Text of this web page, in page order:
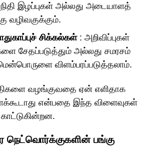
இழப்புகள் அல்லது அடையாளத்
வழிவகுக்கும்.
சிக்கல்கள்: அறிவிப்புகள்
சேதப்படுத்தும் அல்லது சமரசம்
விளம்பரப்படுத்தலாம்.
வழங்குவதை ஏன் எளிதாக
என்பதை இந்த விளைவுகள்
நெட்வொர்க்குகளின் பங்கு